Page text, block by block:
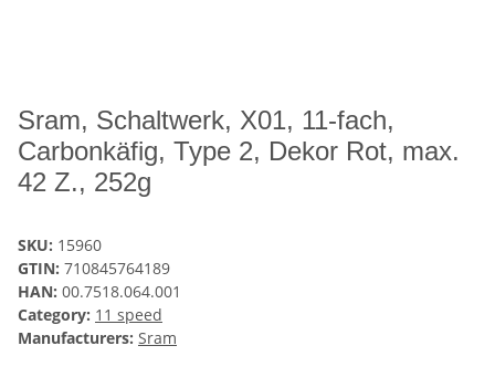
Sram, Schaltwerk, X01, 11-fach,
Carbonkäfig, Type 2, Dekor Rot, max.
42 Z., 252g
SKU: 15960
GTIN: 710845764189
HAN: 00.7518.064.001
Category: 11 speed
Manufacturers: Sram